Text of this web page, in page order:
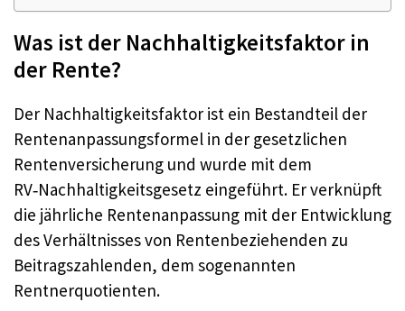
Was ist der Nachhaltigkeitsfaktor in
der Rente?
Der Nachhaltigkeitsfaktor ist ein Bestandteil der
Rentenanpassungsformel in der gesetzlichen
Rentenversicherung und wurde mit dem
RV‑Nachhaltigkeitsgesetz eingeführt. Er verknüpft
die jährliche Rentenanpassung mit der Entwicklung
des Verhältnisses von Rentenbeziehenden zu
Beitragszahlenden, dem sogenannten
Rentnerquotienten.